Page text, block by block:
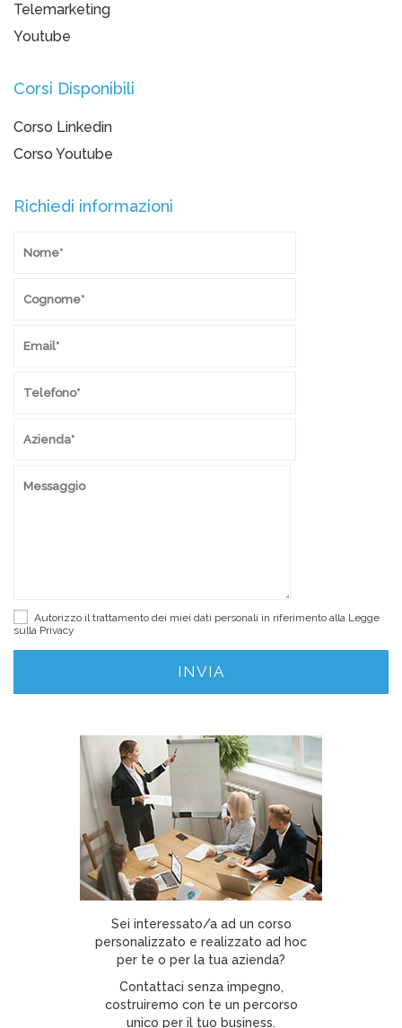
Telemarketing
Youtube
Corsi Disponibili
Corso Linkedin
Corso Youtube
Richiedi informazioni
Autorizzo il trattamento dei miei dati personali in riferimento alla Legge
sulla Privacy
Sei interessato/a ad un corso
personalizzato e realizzato ad hoc
per te o per la tua azienda?
Contattaci senza impegno,
costruiremo con te un percorso
unico per il tuo business.